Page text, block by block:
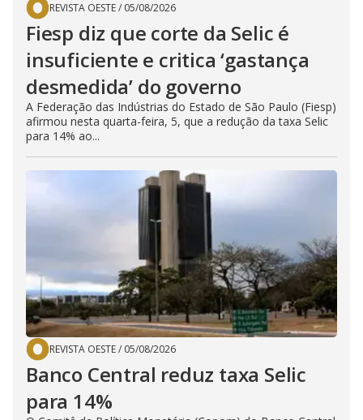
REVISTA OESTE/ 05/08/2026
Fiesp diz que corte da Selic é
insuficiente e critica ‘gastança
desmedida’ do governo
A Federação das Indústrias do Estado de São Paulo (Fiesp)
afirmou nesta quarta-feira, 5, que a redução da taxa Selic
para 14% ao...
REVISTA OESTE/ 05/08/2026
Banco Central reduz taxa Selic
para 14%